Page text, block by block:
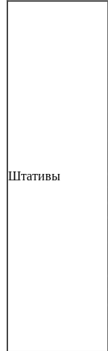
Штативы